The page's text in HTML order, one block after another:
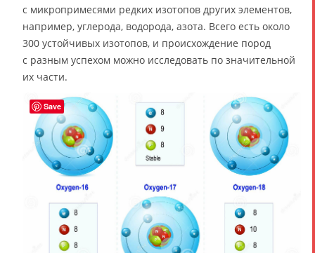
с микропримесями редких изотопов других элементов,
например, углерода, водорода, азота. Всего есть около
300 устойчивых изотопов, и происхождение пород
с разным успехом можно исследовать по значительной
их части.
Save